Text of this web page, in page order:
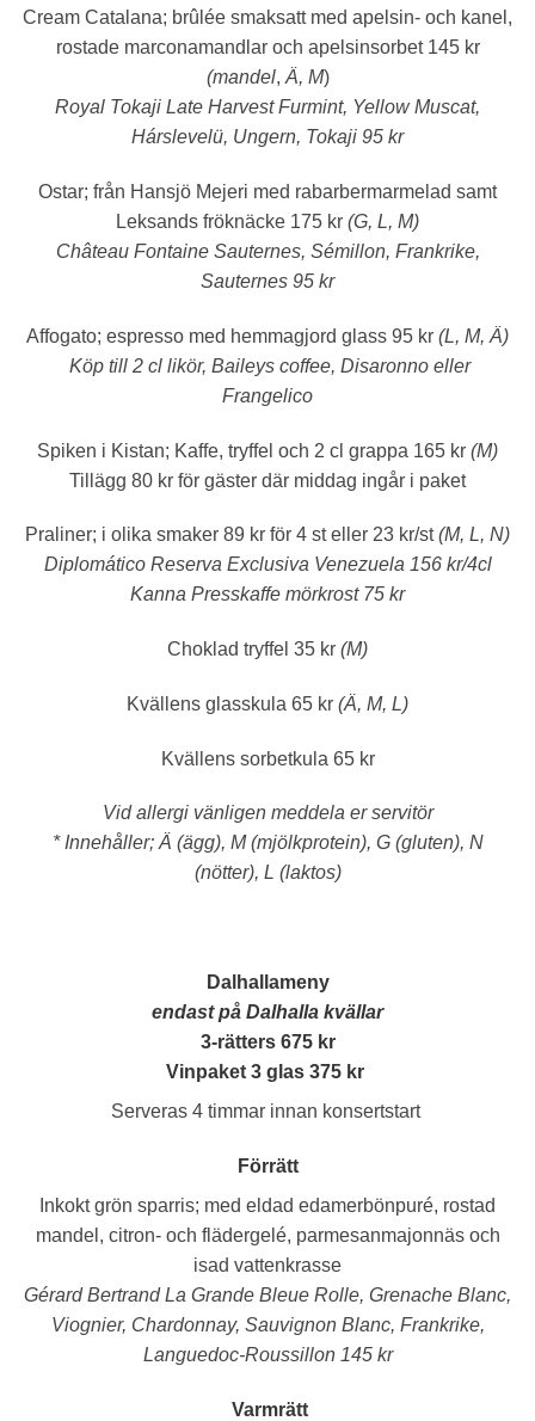
Cream Catalana; brûlée smaksatt med apelsin- och kanel,
rostade marconamandlar och apelsinsorbet 145 kr
(mandel, Ä, M)
Royal Tokaji Late Harvest Furmint, Yellow Muscat,
Hárslevelü, Ungern, Tokaji 95 kr
Ostar; från Hansjö Mejeri med rabarbermarmelad samt
Leksands fröknäcke 175 kr (G, L, M)
Château Fontaine Sauternes, Sémillon, Frankrike,
Sauternes 95 kr
Affogato; espresso med hemmagjord glass 95 kr (L, M, Ä)
Köp till 2 cl likör, Baileys coffee, Disaronno eller
Frangelico
Spiken i Kistan; Kaffe, tryffel och 2 cl grappa 165 kr (M)
Tillägg 80 kr för gäster där middag ingår i paket
Praliner; i olika smaker 89 kr för 4 st eller 23 kr/st(M, L, N)
Diplomático Reserva Exclusiva Venezuela 156 kr/4cl
Kanna Presskaffe mörkrost 75 kr
Choklad tryffel 35 kr (M)
Kvällens glasskula 65 kr (Ä, M, L)
Kvällens sorbetkula 65 kr
Vid allergi vänligen meddela er servitör
* Innehåller; Ä (ägg), M (mjölkprotein), G (gluten), N
(nötter), L (laktos)
Dalhallameny
endast på Dalhalla kvällar
3-rätters 675 kr
Vinpaket 3 glas 375 kr
Serveras 4 timmar innan konsertstart
Förrätt
Inkokt grön sparris; med eldad edamerbönpuré, rostad
mandel, citron- och flädergelé, parmesanmajonnäs och
isad vattenkrasse
Gérard Bertrand La Grande Bleue Rolle, Grenache Blanc,
Viognier, Chardonnay, Sauvignon Blanc, Frankrike,
Languedoc-Roussillon 145 kr
Varmrätt